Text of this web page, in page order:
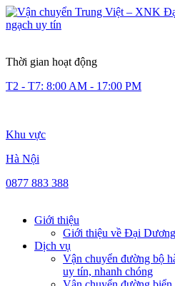
Thời gian hoạt động
T2 - T7: 8:00 AM - 17:00 PM
Khu vực
Hà Nội
0877 883 388
Giới thiệu
Giới thiệu về Đại Dương
Dịch vụ
Vận chuyển đường bộ
uy tín, nhanh chóng